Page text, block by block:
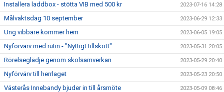
Installera laddbox - stötta VIB med 500 kr 2023-07-16 14:28
Målvaktsdag 10 september 2023-06-29 12:33
Ung vibbare kommer hem 2023-06-05 19:05
Nyförvärv med rutin - "Nyttigt tillskott" 2023-05-31 20:05
Rörelseglädje genom skolsamverkan 2023-05-29 20:40
Nyförvärv till herrlaget 2023-05-23 20:50
Västerås Innebandy bjuder in till årsmöte 2023-05-09 08:46